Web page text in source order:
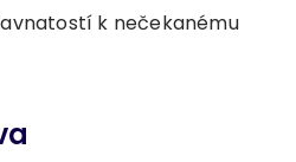
k nečekanému